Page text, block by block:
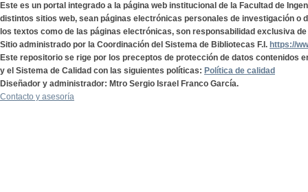
Este es un portal integrado a la página web institucional de la Facultad de
distintos sitios web, sean páginas electrónicas personales de investigación o
los textos como de las páginas electrónicas, son responsabilidad exclusiva
Sitio administrado por la Coordinación del Sistema de Bibliotecas F.I. https://
Este repositorio se rige por los preceptos de protección de datos contenidos
y el Sistema de Calidad con las siguientes políticas: Política de calidad
Diseñador y administrador: Mtro Sergio Israel Franco García.
Contacto y asesoría